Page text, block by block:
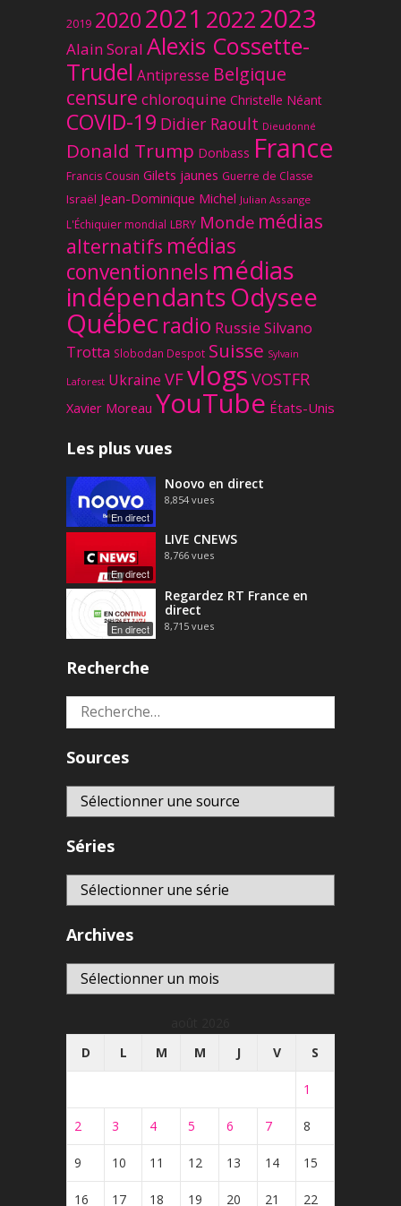
2019 20202021 20222023
Alain Soral Alexis Cossette-
Trudel Antipresse Belgique
censure chloroquine Christelle Néant
COVID-19 Didier Raoult Dieudonné
Donald Trump Donbass France
Francis Cousin Gilets jaunes Guerre de Classe
Israël Jean-Dominique Michel Julian Assange
L'Échiquier mondial LBRY Monde médias
alternatifs médias
conventionnels médias
indépendantsOdysee
Québec radio Russie Silvano
Trotta Slobodan Despot Suisse Sylvain
Laforest Ukraine VFvlogs VOSTFR
Xavier Moreau YouTube États-Unis
Les plus vues
En direct
Noovo en direct
8,854 vues
En direct
LIVE CNEWS
8,766 vues
En direct
Regardez RT France en
direct
8,715 vues
Recherche
Rechercher :
Sources
Séries
Archives
Archives
D
L M M J V S
1
2 3 4 5 6 7 8
9 10 11 12 13 14 15
16 17 18 19 20 21 22